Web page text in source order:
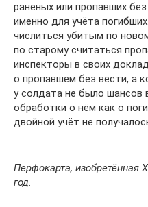
раненых или пропавших
именно для учёта
числиться убитым по
по старому считаться
инспекторы в своих
о пропавшем без вести, а
у солдата не было
обработки о нём как о
двойной учёт не
Перфокарта, изобретённая
год.